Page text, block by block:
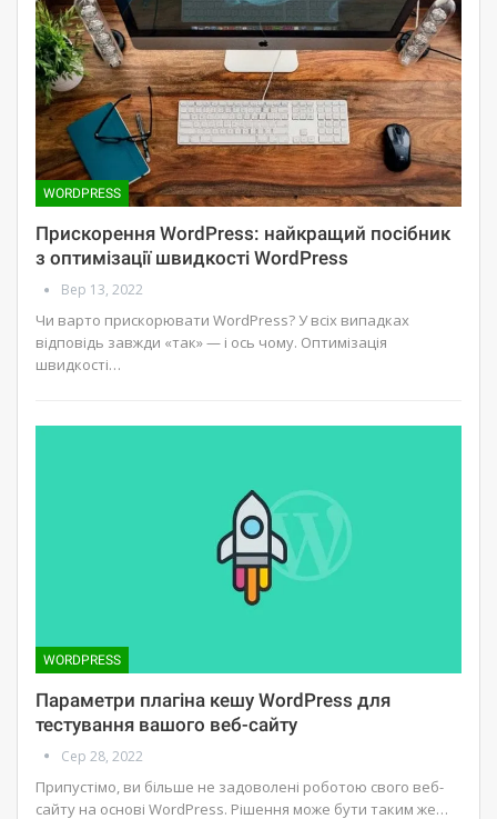
WORDPRESS
Прискорення WordPress: найкращий посібник
з оптимізації швидкості WordPress
Вер 13, 2022
Чи варто прискорювати WordPress? У всіх випадках
відповідь завжди «так» — і ось чому. Оптимізація
швидкості…
WORDPRESS
Параметри плагіна кешу WordPress для
тестування вашого веб-сайту
Сер 28, 2022
Припустімо, ви більше не задоволені роботою свого веб-
сайту на основі WordPress. Рішення може бути таким же…